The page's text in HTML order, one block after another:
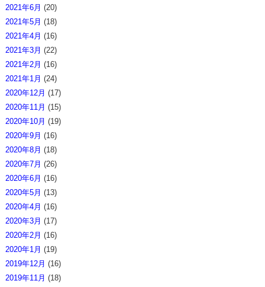
2021年6月 (20)
2021年5月 (18)
2021年4月 (16)
2021年3月 (22)
2021年2月 (16)
2021年1月 (24)
2020年12月 (17)
2020年11月 (15)
2020年10月 (19)
2020年9月 (16)
2020年8月 (18)
2020年7月 (26)
2020年6月 (16)
2020年5月 (13)
2020年4月 (16)
2020年3月 (17)
2020年2月 (16)
2020年1月 (19)
2019年12月 (16)
2019年11月 (18)